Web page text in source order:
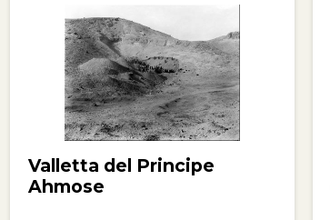
Valletta del Principe
Ahmose